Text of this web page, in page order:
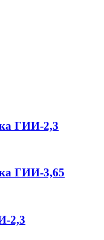
ГИИ-2,3
ГИИ-3,65
2,3